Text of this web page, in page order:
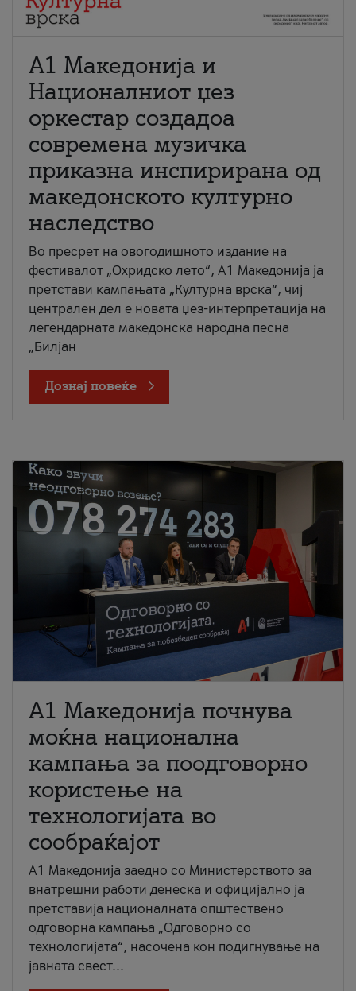
А1 Македонија и
Националниот џез
оркестар создадоа
современа музичка
приказна инспирирана од
македонското културно
наследство
Во пресрет на овогодишното издание на
фестивалот „Охридско лето“, А1 Македонија ја
претстави кампањата „Културна врска“, чиј
централен дел е новата џез-интерпретација на
легендарната македонска народна песна
„Билјан
Дознај повеќе
A1 Македонија почнува
моќна национална
кампања за поодговорно
користење на
технологијата во
сообраќајот
A1 Македонија заедно со Министерството за
внатрешни работи денеска и официјално ја
претставија националната општествено
одговорна кампања „Одговорно со
технологијата“, насочена кон подигнување на
јавната свест...